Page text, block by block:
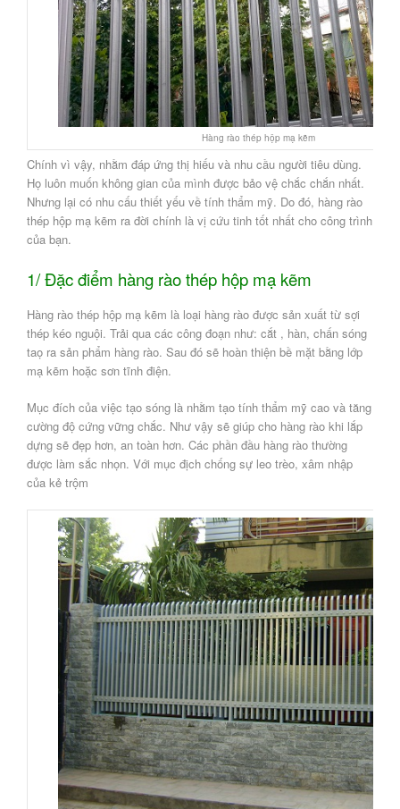
Hàng rào thép hộp mạ kẽm
Chính vì vậy, nhằm đáp ứng thị hiếu và nhu cầu người tiêu dùng.
Họ luôn muốn không gian của mình được bảo vệ chắc chắn nhất.
Nhưng lại có nhu cấu thiết yếu về tính thẩm mỹ. Do đó, hàng rào
thép hộp mạ kẽm ra đời chính là vị cứu tinh tốt nhất cho công trình
của bạn.
1/ Đặc điểm hàng rào thép hộp mạ kẽm
Hàng rào thép hộp mạ kẽm là loại hàng rào được sản xuất từ sợi
thép kéo nguội. Trải qua các công đoạn như: cắt , hàn, chấn sóng
taọ ra sản phẩm hàng rào. Sau đó sẽ hoàn thiện bề mặt bằng lớp
mạ kẽm hoặc sơn tĩnh điện.
Mục đích của việc tạo sóng là nhằm tạo tính thẩm mỹ cao và tăng
cường độ cứng vững chắc. Như vậy sẽ giúp cho hàng rào khi lắp
dựng sẽ đẹp hơn, an toàn hơn. Các phần đầu hàng rào thường
được làm sắc nhọn. Với mục địch chống sự leo trèo, xâm nhập
của kẻ trộm